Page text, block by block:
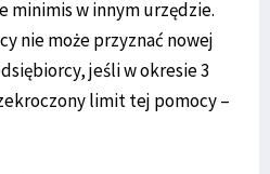
minimis w innym urzędzie.
nie może przyznać nowej
jeśli w okresie 3
limit tej pomocy –